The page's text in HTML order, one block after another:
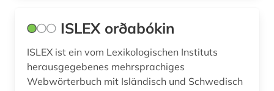
ISLEX orðabókin
ISLEX ist ein vom Lexikologischen Instituts
herausgegebenes mehrsprachiges
Webwörterbuch mit Isländisch und Schwedisch